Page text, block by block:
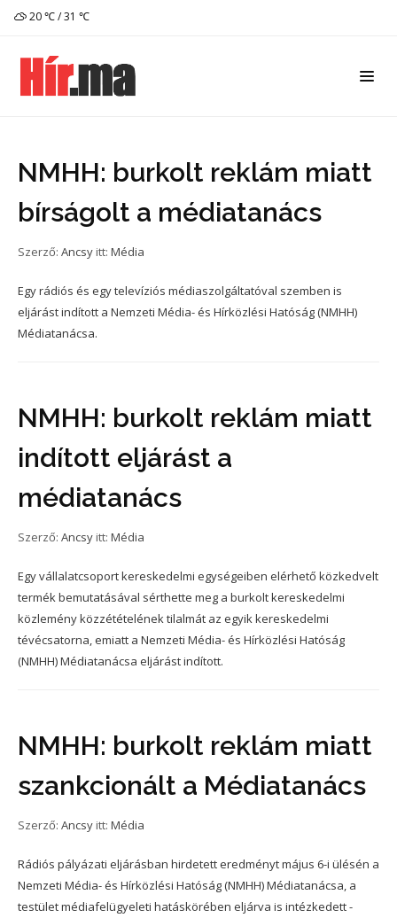
20 ℃ / 31 ℃
NMHH: burkolt reklám miatt
bírságolt a médiatanács
Szerző: Ancsy itt: Média
Egy rádiós és egy televíziós médiaszolgáltatóval szemben is
eljárást indított a Nemzeti Média- és Hírközlési Hatóság (NMHH)
Médiatanácsa.
NMHH: burkolt reklám miatt
indított eljárást a
médiatanács
Szerző: Ancsy itt: Média
Egy vállalatcsoport kereskedelmi egységeiben elérhető közkedvelt
termék bemutatásával sérthette meg a burkolt kereskedelmi
közlemény közzétételének tilalmát az egyik kereskedelmi
tévécsatorna, emiatt a Nemzeti Média- és Hírközlési Hatóság
(NMHH) Médiatanácsa eljárást indított.
NMHH: burkolt reklám miatt
szankcionált a Médiatanács
Szerző: Ancsy itt: Média
Rádiós pályázati eljárásban hirdetett eredményt május 6-i ülésén a
Nemzeti Média- és Hírközlési Hatóság (NMHH) Médiatanácsa, a
testület médiafelügyeleti hatáskörében eljárva is intézkedett -